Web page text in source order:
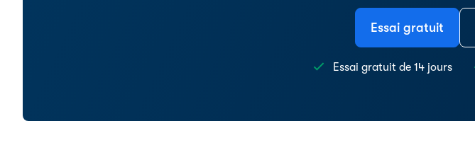
Essai gratuit
Essai gratuit de 14 jours